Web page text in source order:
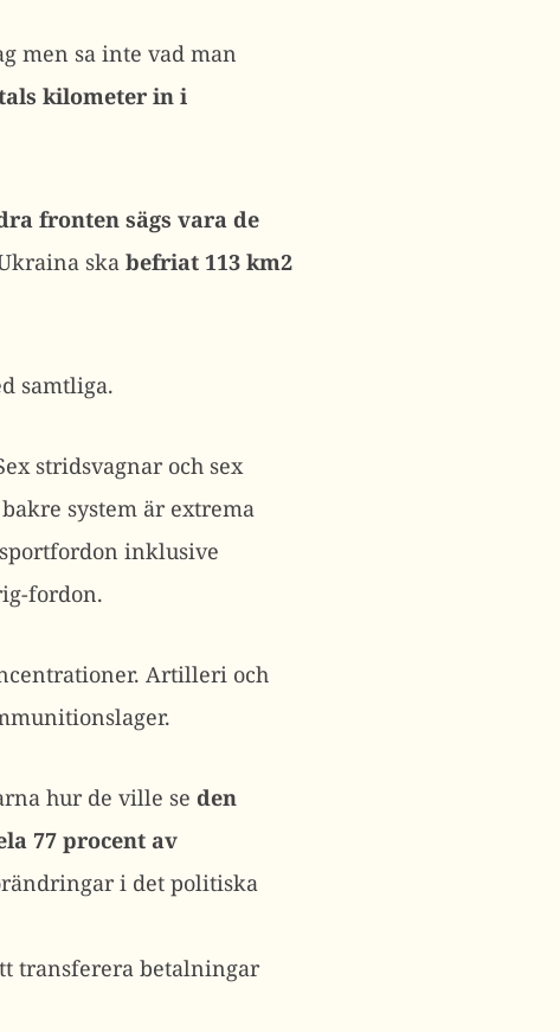
men sa inte vad man
kilometer in i
fronten sägs vara de
ska befriat 113 km2
samtliga.
stridsvagnar och sex
system är extrema
inklusive
fordon.
Artilleri och
hur de ville se den
77 procent av
i det politiska
transferera betalningar